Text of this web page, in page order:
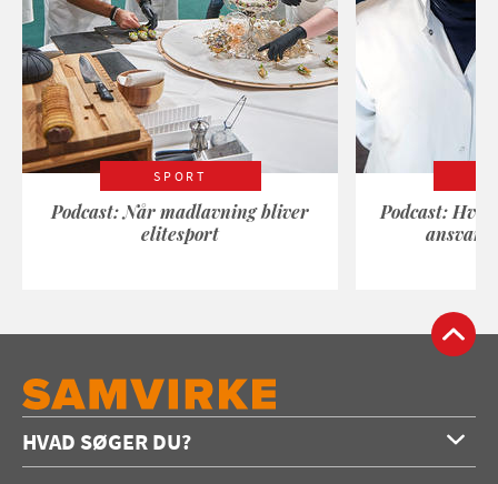
SPORT
Podcast: Når madlavning bliver
elitesport
Podcast:
HVAD SØGER DU?